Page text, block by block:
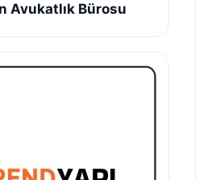
Avukatlık Bürosu